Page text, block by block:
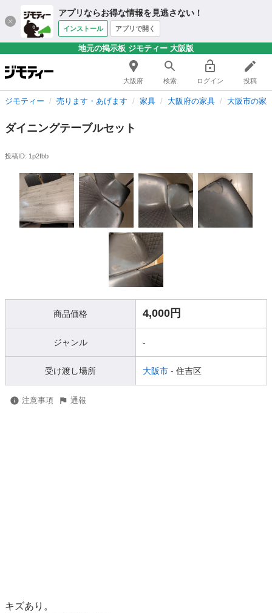
アプリならお得な情報を見逃さない！
インストール アプリで開く
地元の掲示板 ジモティー 大阪版
大阪府 検索 ログイン 投稿
ジモティー 売ります・あげます 家具 大阪府の家具 大阪市の家
ダイニングテーブルセット
投稿ID: 1p2fbb
商品価格 4,000円
ジャンル -
受け渡し場所 大阪市 - 住吉区
注意事項 通報
キズあり。